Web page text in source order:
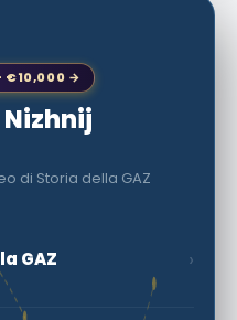
€10,000 →
di Storia della GAZ
GAZ ›